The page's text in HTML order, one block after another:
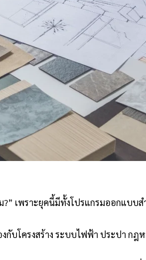
เพราะยุคนี้มีทั้งโปรแกรมออกแบ
กับโครงสร้าง ระบบไฟฟ้า ประปา